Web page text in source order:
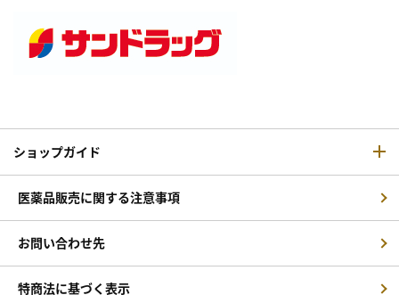
ショップガイド
医薬品販売に関する注意事項
お問い合わせ先
特商法に基づく表示